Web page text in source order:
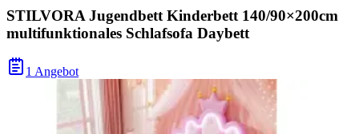
STILVORA Jugendbett Kinderbett 140/90×200cm
multifunktionales Schlafsofa Daybett
1 Angebot